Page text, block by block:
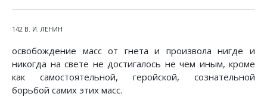
142 В. И. ЛЕНИН
освобождение масс от гнета и произвола нигде и
никогда на свете не достигалось не чем иным, кроме
как самостоятельной, геройской, сознательной
борьбой самих этих масс.